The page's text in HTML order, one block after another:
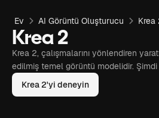
Ev AI Görüntü Oluşturucu Krea
Krea 2
Krea 2, çalışmalarını yönlendiren
edilmiş temel görüntü modelidir. Şimdi
Krea 2'yi deneyin